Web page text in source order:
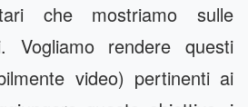
che mostriamo sulle
Vogliamo rendere questi
video) pertinenti ai